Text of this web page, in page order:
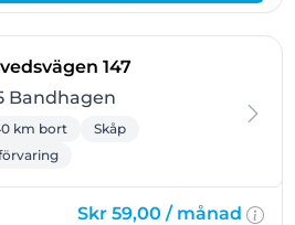
147- Bandhagen
Bandhagen
km bort
Skåp
Skr 59,00 / månad